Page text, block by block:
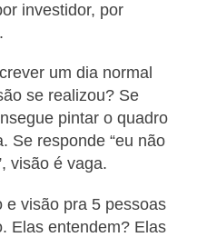
investidor, por
um dia normal
se realizou? Se
pintar o quadro
Se responde “eu não
visão é vaga.
e visão pra 5 pessoas
Elas entendem? Elas